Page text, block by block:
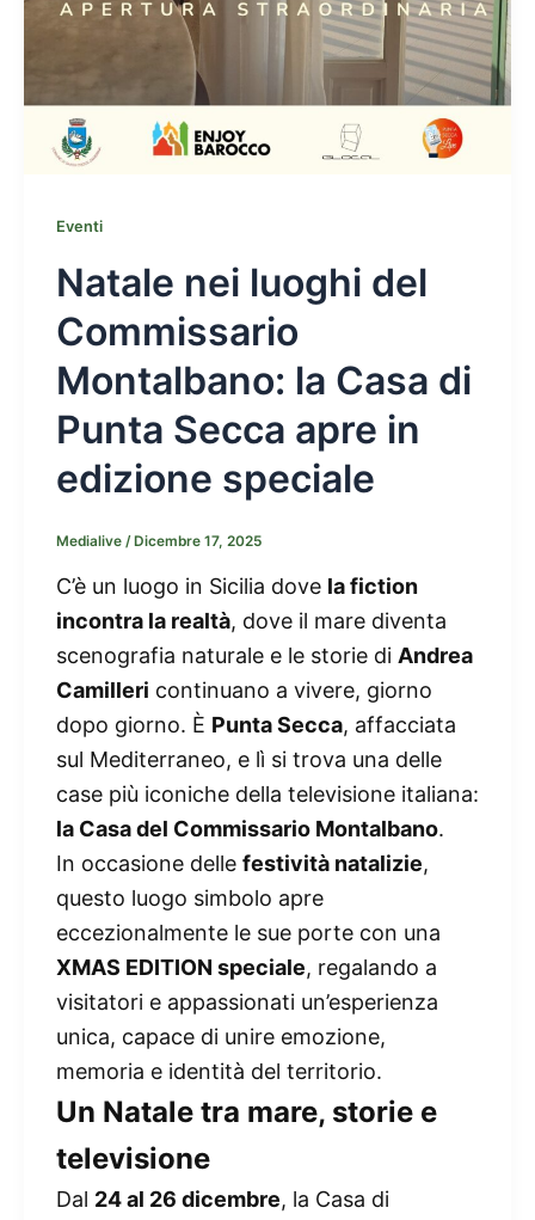
Eventi
Natale nei luoghi del
Commissario
Montalbano: la Casa di
Punta Secca apre in
edizione speciale
Medialive / Dicembre 17, 2025
C’è un luogo in Sicilia dove la fiction
incontra la realtà, dove il mare diventa
scenografia naturale e le storie di Andrea
Camilleri continuano a vivere, giorno
dopo giorno. È Punta Secca, affacciata
sul Mediterraneo, e lì si trova una delle
case più iconiche della televisione italiana:
la Casa del Commissario Montalbano.
In occasione delle festività natalizie,
questo luogo simbolo apre
eccezionalmente le sue porte con una
XMAS EDITION speciale, regalando a
visitatori e appassionati un’esperienza
unica, capace di unire emozione,
memoria e identità del territorio.
Un Natale tra mare, storie e
televisione
Dal 24 al 26 dicembre, la Casa di